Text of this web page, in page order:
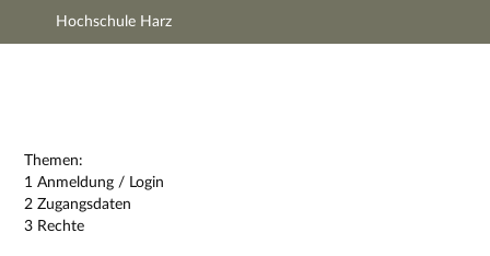
Hauptnavigation
Hochschule Harz
Impressum
Themen:
1 Anmeldung / Login
2 Zugangsdaten
3 Rechte